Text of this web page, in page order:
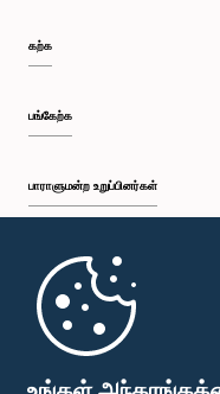
கற்க
பங்கேற்க
பாராளுமன்ற உறுப்பினர்கள்
முதற்பக்கம்
பாராளுமன்ற கையடக்க செயலி